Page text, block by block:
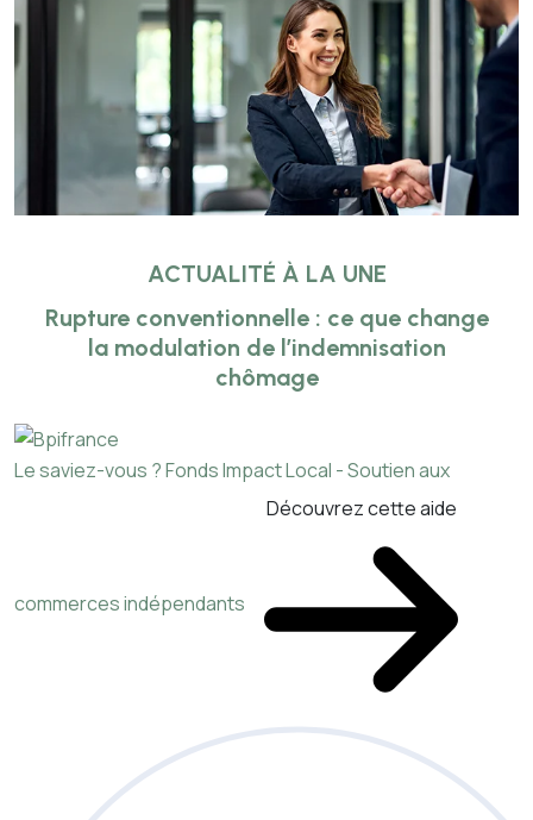
ACTUALITÉ À LA UNE
Rupture conventionnelle : ce que change
la modulation de l’indemnisation
chômage
Le saviez-vous ?Fonds Impact Local - Soutien aux
commerces indépendants
Découvrez cette aide